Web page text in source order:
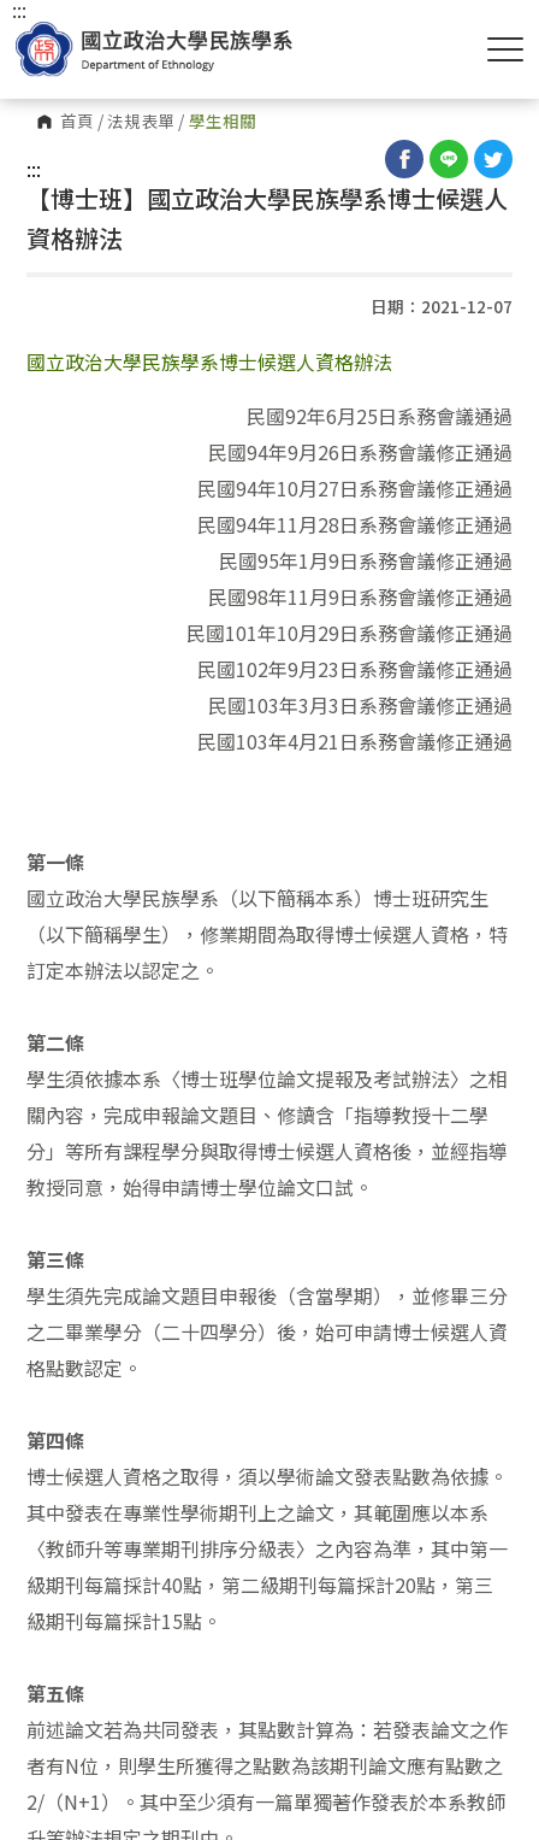
首頁 /法規表單 / 學生相關
:::
:::
【博士班】國立政治大學民族學系博士候選人
資格辦法
日期：2021-12-07
國立政治大學民族學系博士候選人資格辦法
民國92年6月25日系務會議通過
民國94年9月26日系務會議修正通過
民國94年10月27日系務會議修正通過
民國94年11月28日系務會議修正通過
民國95年1月9日系務會議修正通過
民國98年11月9日系務會議修正通過
民國101年10月29日系務會議修正通過
民國102年9月23日系務會議修正通過
民國103年3月3日系務會議修正通過
民國103年4月21日系務會議修正通過
第一條
國立政治大學民族學系（以下簡稱本系）博士班研究生
（以下簡稱學生），修業期間為取得博士候選人資格，特
訂定本辦法以認定之。
第二條
學生須依據本系〈博士班學位論文提報及考試辦法〉之相
關內容，完成申報論文題目、修讀含「指導教授十二學
分」等所有課程學分與取得博士候選人資格後，並經指導
教授同意，始得申請博士學位論文口試。
第三條
學生須先完成論文題目申報後（含當學期），並修畢三分
之二畢業學分（二十四學分）後，始可申請博士候選人資
格點數認定。
第四條
博士候選人資格之取得，須以學術論文發表點數為依據。
其中發表在專業性學術期刊上之論文，其範圍應以本系
〈教師升等專業期刊排序分級表〉之內容為準，其中第一
級期刊每篇採計40點，第二級期刊每篇採計20點，第三
級期刊每篇採計15點。
第五條
前述論文若為共同發表，其點數計算為：若發表論文之作
者有N位，則學生所獲得之點數為該期刊論文應有點數之
2/（N+1）。其中至少須有一篇單獨著作發表於本系教師